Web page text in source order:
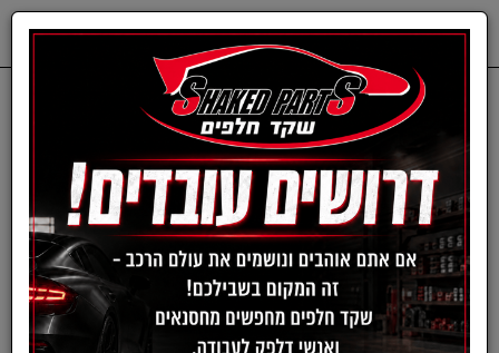
מבצעים חדשים
קומפרסור 2 בוכנות מקצועי